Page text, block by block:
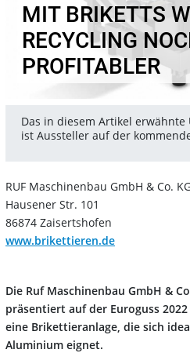
MIT BRIKETTS
RECYCLING
PROFITABLER
Das in diesem Artikel erwähnte
ist Aussteller auf der
RUF Maschinenbau GmbH & Co.
Hausener Str. 101
86874 Zaisertshofen
www.brikettieren.de
Die Ruf Maschinenbau GmbH &
präsentiert auf der Euroguss
eine Brikettieranlage, die sich
Aluminium eignet.